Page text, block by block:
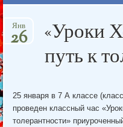
to
«Уроки
путь к
Янв
26
25 января в 7 А классе
проведен классный час
толерантности»